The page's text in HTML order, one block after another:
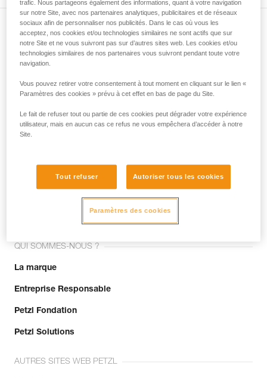
formation et un entraînement spécifique. Validez
avec un professionnel votre capacité à refaire
la manipulation, seul, en toute sécurité, avant
de la reproduire en autonomie.
Nous donnons des exemples de techniques
Abonnez-vous à la newsletter
et restez connecté à notre actualité
Email *
Rejoignez la communauté !
QUI SOMMES-NOUS ?
La marque
Entreprise Responsable
Petzl Fondation
Petzl Solutions
AUTRES SITES WEB PETZL
trafic. Nous partageons également des informations, quant à votre navigation
sur notre Site, avec nos partenaires analytiques, publicitaires et de réseaux
sociaux afin de personnaliser nos publicités. Dans le cas où vous les
acceptez, nos cookies et/ou technologies similaires ne sont actifs que sur
notre Site et ne vous suivront pas sur d’autres sites web. Les cookies et/ou
technologies similaires de nos partenaires vous suivront pendant toute votre
navigation.
Vous pouvez retirer votre consentement à tout moment en cliquant sur le lien «
Paramètres des cookies » prévu à cet effet en bas de page du Site.
Le fait de refuser tout ou partie de ces cookies peut dégrader votre expérience
utilisateur, mais en aucun cas ce refus ne vous empêchera d’accéder à notre
Site.
Tout refuser Autoriser tous les cookies
Paramètres des cookies